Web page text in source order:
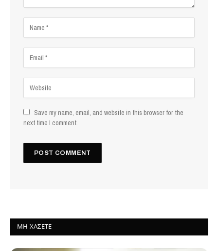
Save my name, email, and website in this browser for the
next time I comment.
ΜΗ ΧΆΣΕΤΕ